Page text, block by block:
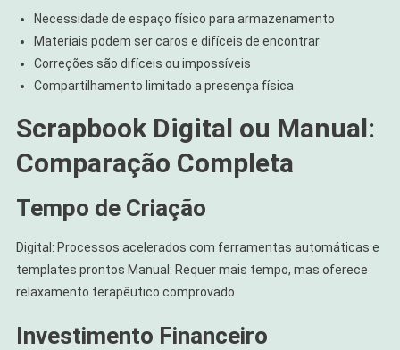
Necessidade de espaço físico para armazenamento
Materiais podem ser caros e difíceis de encontrar
Correções são difíceis ou impossíveis
Compartilhamento limitado a presença física
Scrapbook Digital ou Manual:
Comparação Completa
Tempo de Criação
Digital: Processos acelerados com ferramentas automáticas e
templates prontos Manual: Requer mais tempo, mas oferece
relaxamento terapêutico comprovado
Investimento Financeiro